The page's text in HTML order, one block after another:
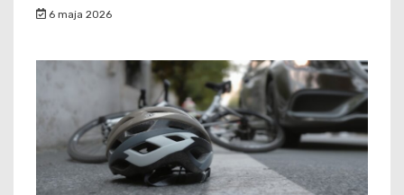
6 maja 2026